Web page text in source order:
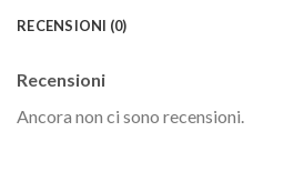
RECENSIONI (0)
Recensioni
Ancora non ci sono recensioni.